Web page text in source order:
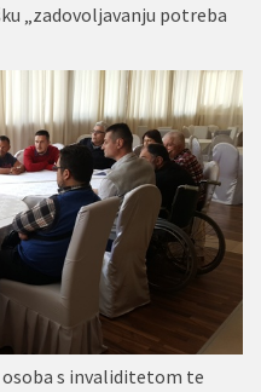
„zadovoljavanju potreba
osoba s invaliditetom te